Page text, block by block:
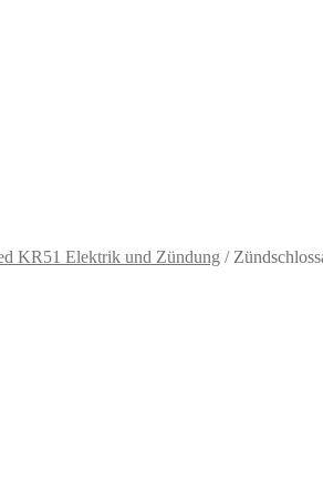
KR51 Elektrik und Zündung /